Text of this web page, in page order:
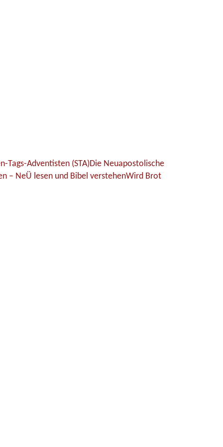
Tags-Adventisten (STA)Die Neuapostolische
– NeÜ lesen und Bibel verstehenWird Brot